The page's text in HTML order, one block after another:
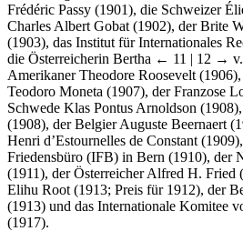
Frédéric Passy (1901), die Schweizer
Charles Albert Gobat (1902), der Brite
(1903), das Institut für Internationales
die Österreicherin Bertha ← 11 | 12 →
Amerikaner Theodore Roosevelt
Teodoro Moneta (1907), der Franzose
Schwede Klas Pontus Arnoldson
(1908), der Belgier Auguste Beernaert
Henri d’Estournelles de Constant
Friedensbüro (IFB) in Bern (1910), der
(1911), der Österreicher Alfred H. Fried
Elihu Root (1913; Preis für 1912), der
(1913) und das Internationale Komitee
(1917).